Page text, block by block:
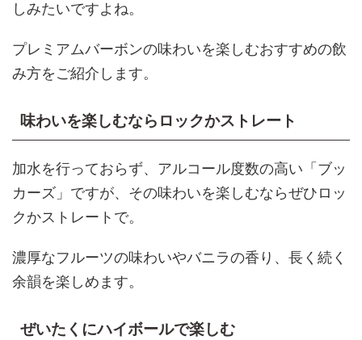
しみたいですよね。
プレミアムバーボンの味わいを楽しむおすすめの飲
み方をご紹介します。
味わいを楽しむならロックかストレート
加水を行っておらず、アルコール度数の高い「ブッ
カーズ」ですが、その味わいを楽しむならぜひロッ
クかストレートで。
濃厚なフルーツの味わいやバニラの香り、長く続く
余韻を楽しめます。
ぜいたくにハイボールで楽しむ